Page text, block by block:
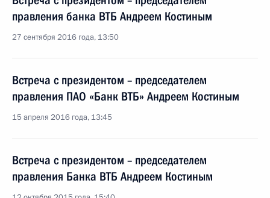
правления банка ВТБ Андреем Костиным
27 сентября 2016 года, 13:50
Встреча с президентом – председателем
правления ПАО «Банк ВТБ» Андреем Костиным
15 апреля 2016 года, 13:45
Встреча с президентом – председателем
правления Банка ВТБ Андреем Костиным